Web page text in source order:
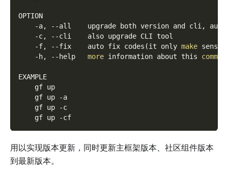
OPTION
    -a,
--all
upgrade both version and cli,
    -c,
--cli
    also upgrade CLI tool
    -f,
--fix
    auto fix codes
(it only make sense
    -h,
--help more information about this
EXAMPLE
    gf up
    gf up
-a
    gf up
-c
    gf up
-cf
用以实现版本更新，同时更新主框架版本、社区组件版本
到最新版本。